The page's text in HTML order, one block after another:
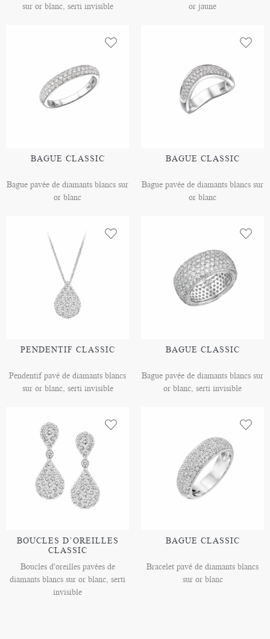
sur or blanc, serti invisible
or jaune
BAGUE CLASSIC
Bague pavée de diamants blancs sur
or blanc
BAGUE CLASSIC
Bague pavée de diamants blancs sur
or blanc
PENDENTIF CLASSIC
Pendentif pavé de diamants blancs
sur or blanc, serti invisible
BAGUE CLASSIC
Bague pavée de diamants blancs sur
or blanc, serti invisible
BOUCLES D’OREILLES
CLASSIC
Boucles d'oreilles pavées de
diamants blancs sur or blanc, serti
invisible
BAGUE CLASSIC
Bracelet pavé de diamants blancs
sur or blanc